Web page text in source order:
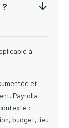
à
et
Payrolla
:
budget, lieu